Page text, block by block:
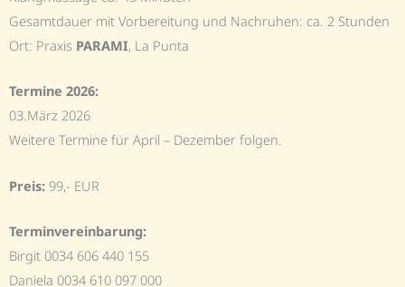
Gesamtdauer mit Vorbereitung und Nachruhen: ca. 2 Stunden
Ort: Praxis PARAMI, La Punta
Termine 2026:
03.März 2026
Weitere Termine für April – Dezember folgen.
Preis: 99,- EUR
Terminvereinbarung:
Birgit 0034 606 440 155
Daniela 0034 610 097 000